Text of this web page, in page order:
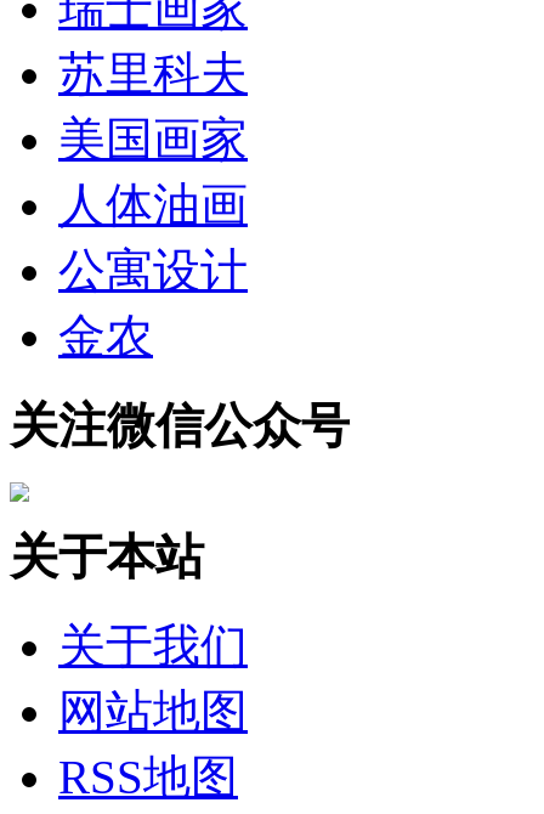
苏里科夫
美国画家
人体油画
公寓设计
金农
关注微信公众号
关于本站
关于我们
网站地图
RSS地图